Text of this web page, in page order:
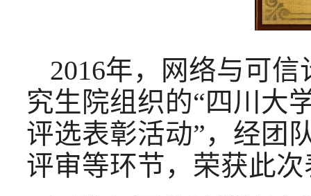
2016年，网络与可
究生院组织的“四川大
评选表彰活动”，经团
评审等环节，荣获此